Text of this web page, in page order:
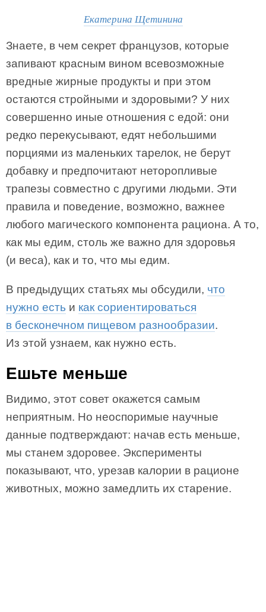
Екатерина Щетинина
Знаете, в чем секрет французов, которые
запивают красным вином всевозможные
вредные жирные продукты и при этом
остаются стройными и здоровыми? У них
совершенно иные отношения с едой: они
редко перекусывают, едят небольшими
порциями из маленьких тарелок, не берут
добавку и предпочитают неторопливые
трапезы совместно с другими людьми. Эти
правила и поведение, возможно, важнее
любого магического компонента рациона. А то,
как мы едим, столь же важно для здоровья
(и веса), как и то, что мы едим.
В предыдущих статьях мы обсудили, что
нужно есть и как сориентироваться
в бесконечном пищевом разнообразии.
Из этой узнаем, как нужно есть.
Ешьте меньше
Видимо, этот совет окажется самым
неприятным. Но неоспоримые научные
данные подтверждают: начав есть меньше,
мы станем здоровее. Эксперименты
показывают, что, урезав калории в рационе
животных, можно замедлить их старение.